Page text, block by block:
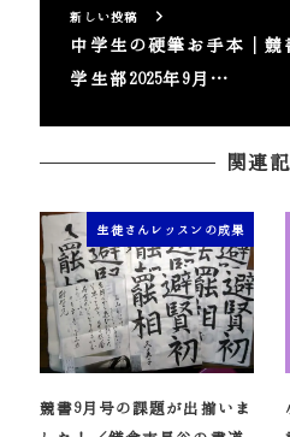
新しい投稿
中学生の硬筆お手本｜競
学生部2025年9月…
関連
生徒さんレッスンの成果
競書9月号の課題が出揃いま